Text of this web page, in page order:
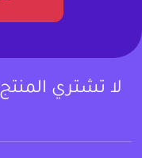
لا تشتري